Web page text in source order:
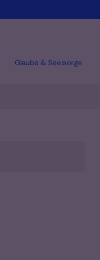
Glaube & Seelsorge